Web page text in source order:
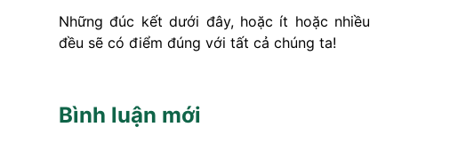
Những đúc kết dưới đây, hoặc ít hoặc nhiều
đều sẽ có điểm đúng với tất cả chúng ta!
Bình luận mới